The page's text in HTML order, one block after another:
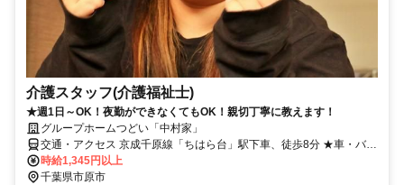
介護スタッフ(介護福祉士)
★週1日～OK！夜勤ができなくてもOK！親切丁寧に教えます！
グループホームつどい「中村家」
交通・アクセス 京成千原線「ちはら台」駅下車、徒歩8分 ★車・バイ
ク・自転車通勤OK（駐車場無料／ガソリン代支給：規定あり）★
時給1,345円以上
千葉県市原市